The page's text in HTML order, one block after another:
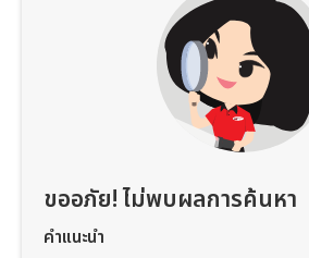
ขออภัย! ไม่พบผลการค้นหา
คำแนะนำ